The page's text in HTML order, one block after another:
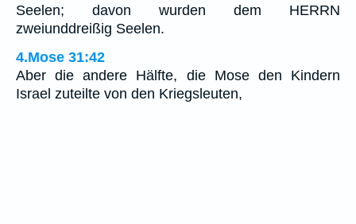
Seelen; davon wurden dem HERRN
zweiunddreißig Seelen.
4.Mose 31:42
Aber die andere Hälfte, die Mose den Kindern
Israel zuteilte von den Kriegsleuten,